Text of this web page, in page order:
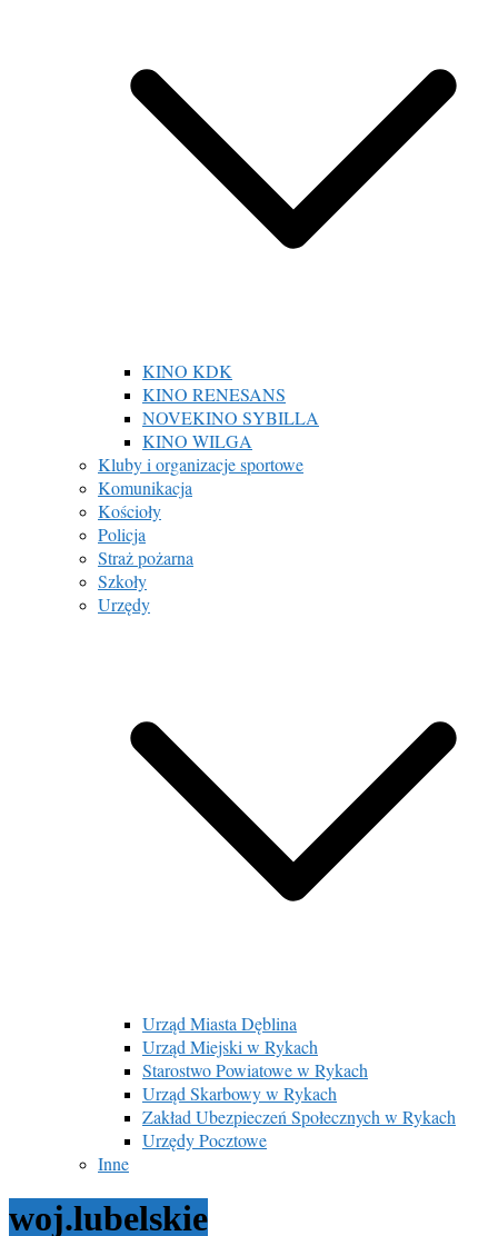
KINO KDK
KINO RENESANS
NOVEKINO SYBILLA
KINO WILGA
Kluby i organizacje sportowe
Komunikacja
Kościoły
Policja
Straż pożarna
Szkoły
Urzędy
Urząd Miasta Dęblina
Urząd Miejski w Rykach
Starostwo Powiatowe w Rykach
Urząd Skarbowy w Rykach
Zakład Ubezpieczeń Społecznych w Rykach
Urzędy Pocztowe
Inne
woj.lubelskie